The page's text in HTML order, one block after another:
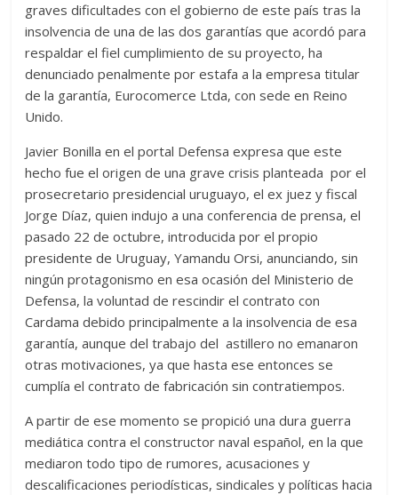
graves dificultades con el gobierno de este país tras la
insolvencia de una de las dos garantías que acordó para
respaldar el fiel cumplimiento de su proyecto, ha
denunciado penalmente por estafa a la empresa titular
de la garantía, Eurocomerce Ltda, con sede en Reino
Unido.
Javier Bonilla en el portal Defensa expresa que este
hecho fue el origen de una grave crisis planteada por el
prosecretario presidencial uruguayo, el ex juez y fiscal
Jorge Díaz, quien indujo a una conferencia de prensa, el
pasado 22 de octubre, introducida por el propio
presidente de Uruguay, Yamandu Orsi, anunciando, sin
ningún protagonismo en esa ocasión del Ministerio de
Defensa, la voluntad de rescindir el contrato con
Cardama debido principalmente a la insolvencia de esa
garantía, aunque del trabajo del astillero no emanaron
otras motivaciones, ya que hasta ese entonces se
cumplía el contrato de fabricación sin contratiempos.
A partir de ese momento se propició una dura guerra
mediática contra el constructor naval español, en la que
mediaron todo tipo de rumores, acusaciones y
descalificaciones periodísticas, sindicales y políticas hacia